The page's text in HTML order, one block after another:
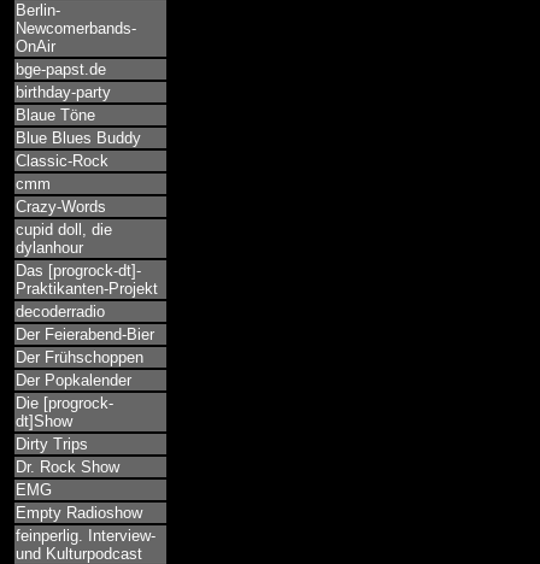
Berlin-
Newcomerbands-
OnAir
bge-papst.de
birthday-party
Blaue Töne
Blue Blues Buddy
Classic-Rock
cmm
Crazy-Words
cupid doll, die
dylanhour
Das [progrock-dt]-
Praktikanten-Projekt
decoderradio
Der Feierabend-Bier
Der Frühschoppen
Der Popkalender
Die [progrock-
dt]Show
Dirty Trips
Dr. Rock Show
EMG
Empty Radioshow
feinperlig. Interview-
und Kulturpodcast